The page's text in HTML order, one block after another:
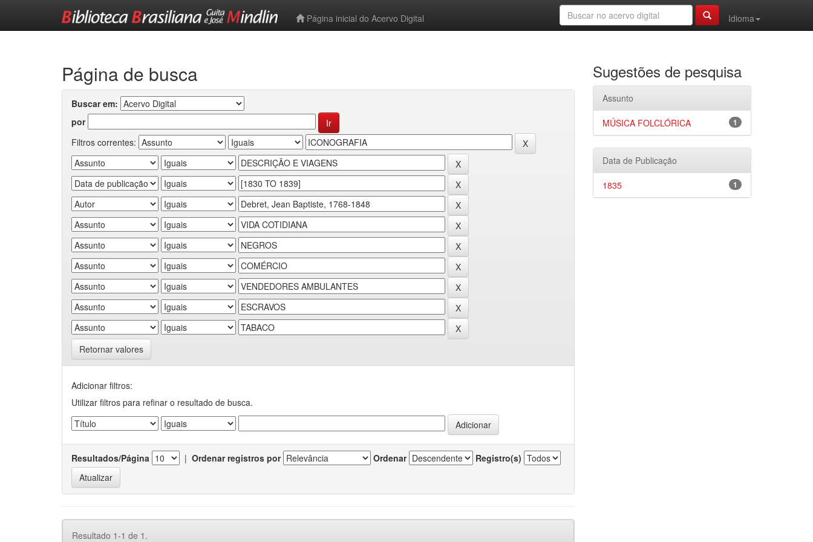
Página inicial do Acervo Digital
Idioma
Página de busca
Buscar em:
por
Filtros correntes:
Retornar valores
Adicionar filtros:
Utilizar filtros para refinar o resultado de busca.
Resultados/Página | Ordenar registros por Ordenar Registro(s)
Resultado 1-1 de 1.
Sugestões de pesquisa
Assunto
1
MÚSICA FOLCLÓRICA
Data de Publicação
1
1835